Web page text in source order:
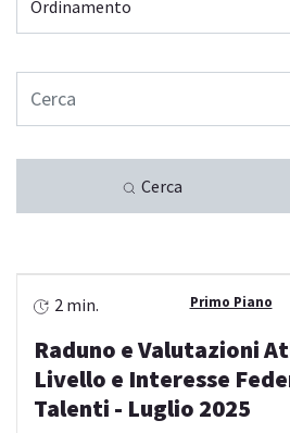
Cerca
Primo Piano
2 min.
Raduno e Valutazioni
Livello e Interesse
Talenti - Luglio 2025